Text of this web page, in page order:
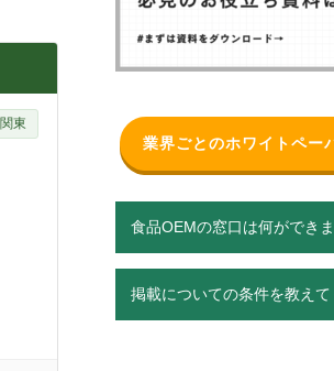
関東
業界ごとのホワイトペー
食品OEMの窓口は何ができ
掲載についての条件を教え